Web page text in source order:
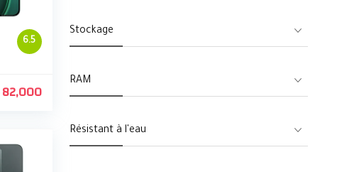
6.5
82,000
Stockage
RAM
Résistant à l'eau